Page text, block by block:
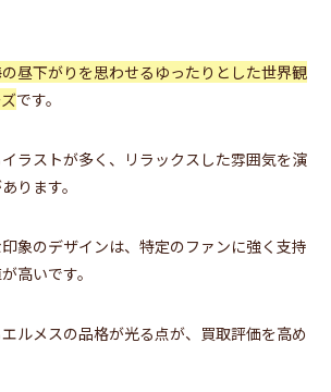
昼下がりを思わせるゆったりとした世界観
です。
ラストが多く、リラックスした雰囲気を演
ります。
象のデザインは、特定のファンに強く支持
高いです。
ルメスの品格が光る点が、買取評価を高め